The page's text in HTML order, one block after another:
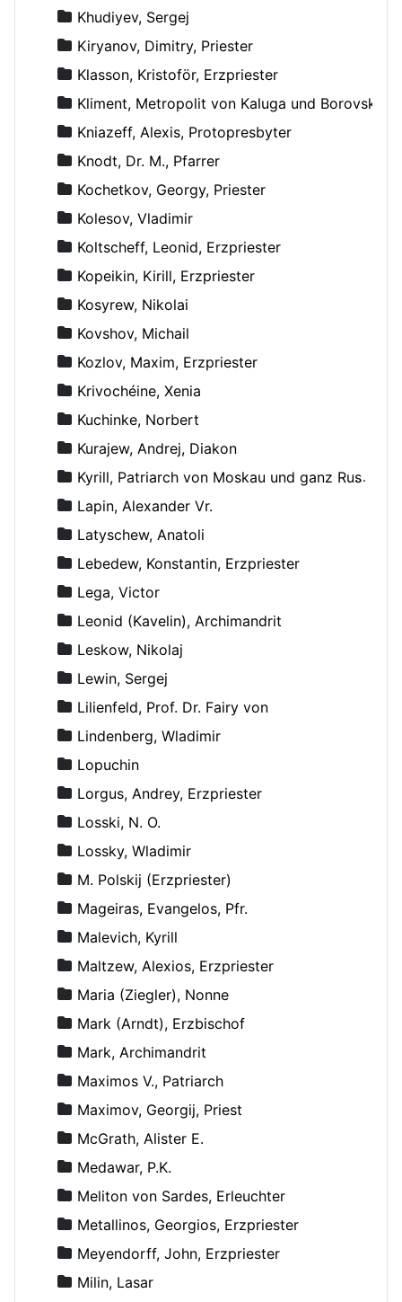
Khudiyev, Sergej
Kiryanov, Dimitry, Priester
Klasson, Kristoför, Erzpriester
Kliment, Metropolit von Kaluga und Borovsk
Kniazeff, Alexis, Protopresbyter
Knodt, Dr. M., Pfarrer
Kochetkov, Georgy, Priester
Kolesov, Vladimir
Koltscheff, Leonid, Erzpriester
Kopeikin, Kirill, Erzpriester
Kosyrew, Nikolai
Kovshov, Michail
Kozlov, Maxim, Erzpriester
Krivochéine, Xenia
Kuchinke, Norbert
Kurajew, Andrej, Diakon
Kyrill, Patriarch von Moskau und ganz Russland
Lapin, Alexander Vr.
Latyschew, Anatoli
Lebedew, Konstantin, Erzpriester
Lega, Victor
Leonid (Kavelin), Archimandrit
Leskow, Nikolaj
Lewin, Sergej
Lilienfeld, Prof. Dr. Fairy von
Lindenberg, Wladimir
Lopuchin
Lorgus, Andrey, Erzpriester
Losski, N. O.
Lossky, Wladimir
M. Polskij (Erzpriester)
Mageiras, Evangelos, Pfr.
Malevich, Kyrill
Maltzew, Alexios, Erzpriester
Maria (Ziegler), Nonne
Mark (Arndt), Erzbischof
Mark, Archimandrit
Maximos V., Patriarch
Maximov, Georgij, Priest
McGrath, Alister E.
Medawar, P.K.
Meliton von Sardes, Erleuchter
Metallinos, Georgios, Erzpriester
Meyendorff, John, Erzpriester
Milin, Lasar